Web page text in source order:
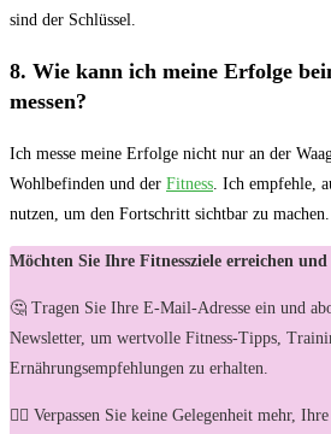
sind der⁢ Schlüssel.
8. Wie kann ich meine Erfolge
messen?
Ich messe meine Erfolge nicht nur an der
Wohlbefinden und der Fitness . Ich empfehle,
nutzen, um den Fortschritt sichtbar zu ​machen.
Möchten Sie Ihre Fitnessziele erreichen und
🤔 Tragen Sie Ihre E-Mail-Adresse ein und
Newsletter, um wertvolle Fitness-Tipps,
Ernährungsempfehlungen zu erhalten.
🏋️‍♀️ Verpassen Sie keine Gelegenheit mehr,